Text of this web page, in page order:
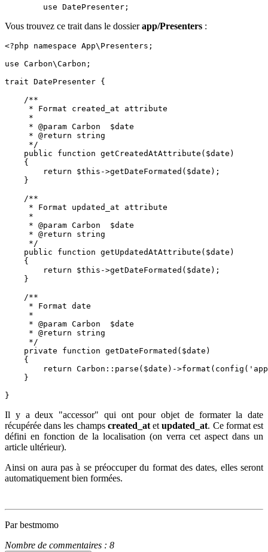
	use DatePresenter;
Vous trouvez ce trait dans le dossierapp/Presenters :
<?php namespace App\Presenters;
use Carbon\Carbon;
trait DatePresenter {
/**
* Format created_at attribute
*
* @param Carbon  $date
* @return string
*/
public function getCreatedAtAttribute($date)
{
return $this->getDateFormated($date);
}
/**
* Format updated_at attribute
*
* @param Carbon  $date
* @return string
*/
public function getUpdatedAtAttribute($date)
{
return $this->getDateFormated($date);
}
/**
* Format date
*
* @param Carbon  $date
* @return string
*/
private function getDateFormated($date)
{
return Carbon::parse($date)-
}
}
Il y a deux "accessor" qui ont pour objet de formater la date
récupérée dans les champs created_atetupdated_at. Ce format est
défini en fonction de la localisation (on verra cet aspect dans un
article ultérieur).
Ainsi on aura pas à se préoccuper du format des dates, elles seront
automatiquement bien formées.
Par bestmomo
Nombre de commentaires : 8